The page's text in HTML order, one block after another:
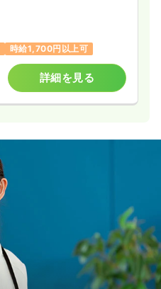
時給1,700円以上可
詳細を見る